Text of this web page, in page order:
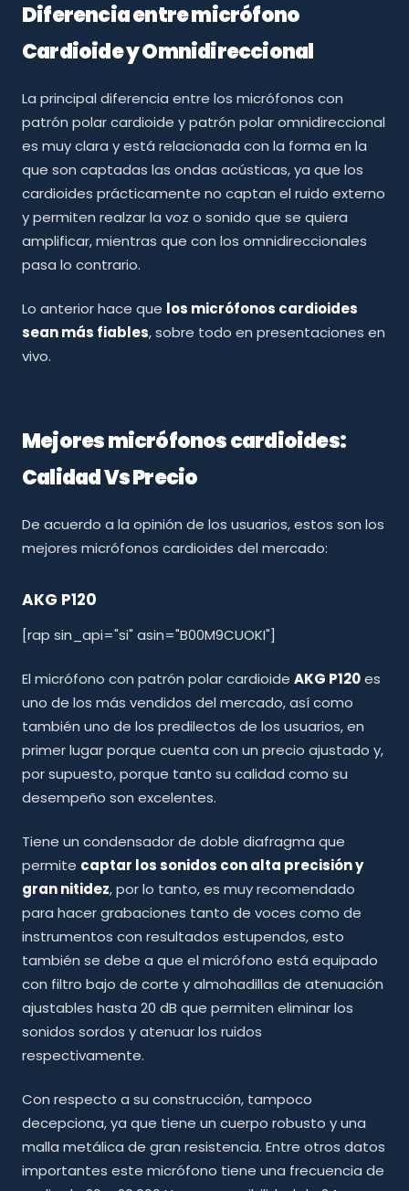
Diferencia entre micrófono
Cardioide y Omnidireccional
La principal diferencia entre los micrófonos con
patrón polar cardioide y patrón polar omnidireccional
es muy clara y está relacionada con la forma en la
que son captadas las ondas acústicas, ya que los
cardioides prácticamente no captan el ruido externo
y permiten realzar la voz o sonido que se quiera
amplificar, mientras que con los omnidireccionales
pasa lo contrario.
Lo anterior hace que los micrófonos cardioides
sean más fiables, sobre todo en presentaciones en
vivo.
Mejores micrófonos cardioides:
Calidad Vs Precio
De acuerdo a la opinión de los usuarios, estos son los
mejores micrófonos cardioides del mercado:
AKG P120
[rap sin_api="si" asin="B00M9CUOKI"]
El micrófono con patrón polar cardioide AKG P120es
uno de los más vendidos del mercado, así como
también uno de los predilectos de los usuarios, en
primer lugar porque cuenta con un precio ajustado y,
por supuesto, porque tanto su calidad como su
desempeño son excelentes.
Tiene un condensador de doble diafragma que
permite captar los sonidos con alta precisión y
gran nitidez, por lo tanto, es muy recomendado
para hacer grabaciones tanto de voces como de
instrumentos con resultados estupendos, esto
también se debe a que el micrófono está equipado
con filtro bajo de corte y almohadillas de atenuación
ajustables hasta 20 dB que permiten eliminar los
sonidos sordos y atenuar los ruidos
respectivamente.
Con respecto a su construcción, tampoco
decepciona, ya que tiene un cuerpo robusto y una
malla metálica de gran resistencia. Entre otros datos
importantes este micrófono tiene una frecuencia de